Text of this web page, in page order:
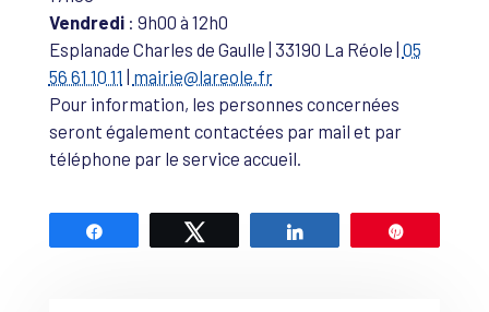
Vendredi: 9h00 à 12h0
Esplanade Charles de Gaulle | 33190 La Réole | 05
56 61 10 11 | mairie@lareole.fr
Pour information, les personnes concernées
seront également contactées par mail et par
téléphone par le service accueil.